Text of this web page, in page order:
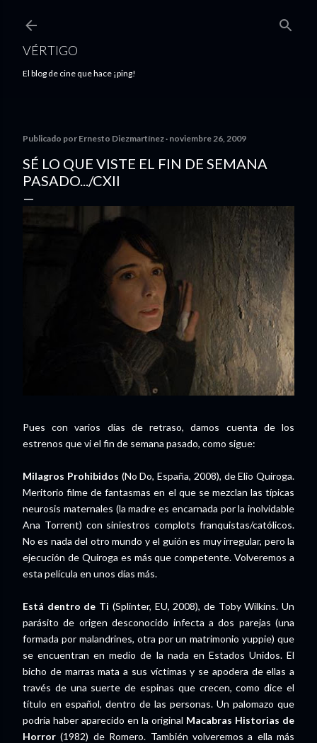
VÉRTIGO
El blog de cine que hace ¡ping!
Publicado por Ernesto Diezmartínez noviembre 26, 2009
SÉ LO QUE VISTE EL FIN DE SEMANA
PASADO.../CXII
Pues con varios días de retraso, damos cuenta de los
estrenos que vi el fin de semana pasado, como sigue:
Milagros Prohibidos (No Do, España, 2008), de Elio Quiroga.
Meritorio filme de fantasmas en el que se mezclan las típicas
neurosis maternales (la madre es encarnada por la inolvidable
Ana Torrent) con siniestros complots franquistas/católicos.
No es nada del otro mundo y el guión es muy irregular, pero la
ejecución de Quiroga es más que competente. Volveremos a
esta película en unos días más.
Está dentro de Ti (Splinter, EU, 2008), de Toby Wilkins. Un
parásito de origen desconocido infecta a dos parejas (una
formada por malandrines, otra por un matrimonio yuppie) que
se encuentran en medio de la nada en Estados Unidos. El
bicho de marras mata a sus víctimas y se apodera de ellas a
través de una suerte de espinas que crecen, como dice el
título en español, dentro de las personas. Un palomazo que
podría haber aparecido en la original Macabras Historias de
Horror (1982) de Romero. También volveremos a ella más